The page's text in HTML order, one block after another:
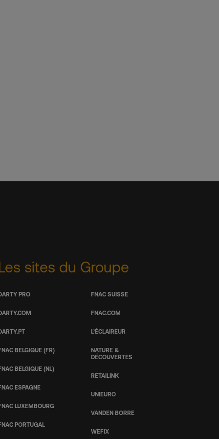
sites du Groupe
PRO
BELGIQUE (FR)
BELGIQUE (NL)
ESPAGNE
LUXEMBOURG
PORTUGAL
FNAC SUISSE
FNAC.COM
L’ÉCLAIREUR
NATURE &
DÉCOUVERTES
RETAILINK
UNIEURO
VANDEN BORRE
WEFIX